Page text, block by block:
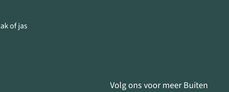
of jas
Volg ons voor meer Buiten